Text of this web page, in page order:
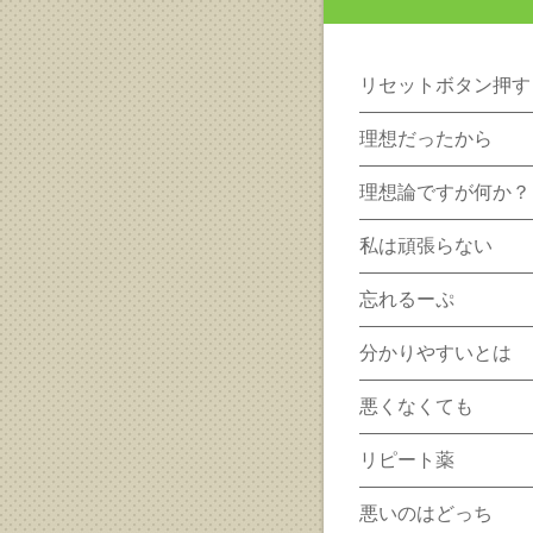
リセットボタン押
理想だったから
理想論ですが何か？
私は頑張らない
忘れるーぷ
分かりやすいとは
悪くなくても
リピート薬
悪いのはどっち